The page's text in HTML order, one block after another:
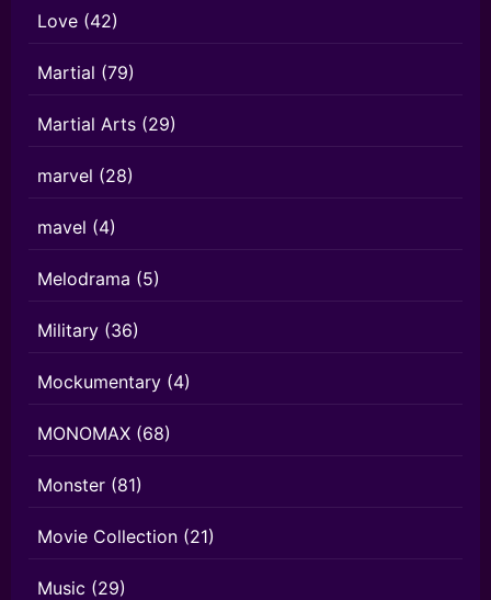
Love (42)
Martial (79)
Martial Arts (29)
marvel (28)
mavel (4)
Melodrama (5)
Military (36)
Mockumentary (4)
MONOMAX (68)
Monster (81)
Movie Collection (21)
Music (29)